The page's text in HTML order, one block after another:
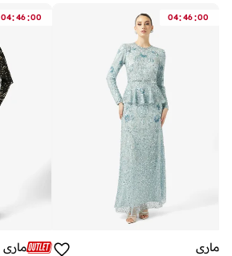
04:46:00
ماري
04:46:00
ماري